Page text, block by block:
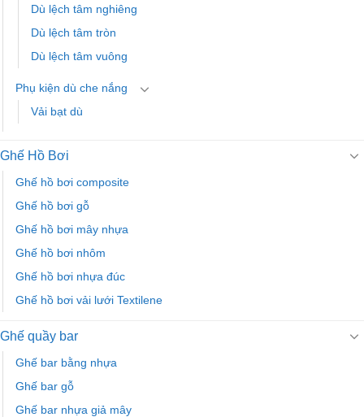
Dù lệch tâm nghiêng
Dù lệch tâm tròn
Dù lệch tâm vuông
Phụ kiện dù che nắng
Vải bạt dù
Ghế Hồ Bơi
Ghế hồ bơi composite
Ghế hồ bơi gỗ
Ghế hồ bơi mây nhựa
Ghế hồ bơi nhôm
Ghế hồ bơi nhựa đúc
Ghế hồ bơi vải lưới Textilene
Ghế quầy bar
Ghế bar bằng nhựa
Ghế bar gỗ
Ghế bar nhựa giả mây